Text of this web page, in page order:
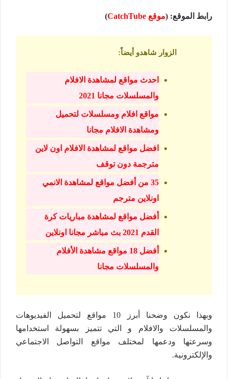
رابط الموقع: (موقع CatchTube )
الزوار شاهدو أيضاً:
احدث مواقع لمشاهدة الافلام
والمسلسلات مجانا 2021
مواقع افلام ومسلسلات لتحميل
ومشاهدة الافلام مجانا
افضل مواقع لمشاهدة الافلام اون لاين
مترجمة دون توقف
35 من أفضل مواقع لمشاهدة الانمي
اونلاين مترجم
أفضل مواقع لمشاهدة مباريات كرة
القدم 2021 بث مباشر مجانا اونلاين
أفضل 18 مواقع مشاهدة الأفلام
والمسلسلات مجانا
وبهذا نكون وضحنا أبرز 10 مواقع لتحميل الفيديوهات
والمسلسلات والافلام و التي تتميز بسهولة استخدامها
وسرعتها ودعمها لمختلف مواقع التواصل الاجتماعي
والإلكترونية.